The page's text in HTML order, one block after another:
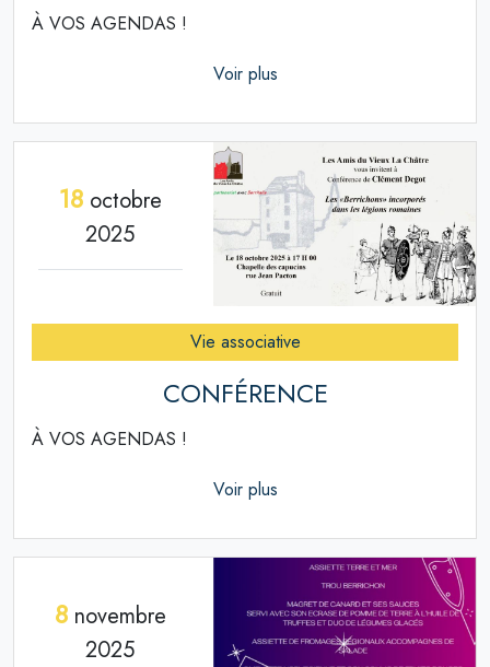
À VOS AGENDAS !
Voir plus
18octobre
2025
Vie associative
CONFÉRENCE
À VOS AGENDAS !
Voir plus
8novembre
2025